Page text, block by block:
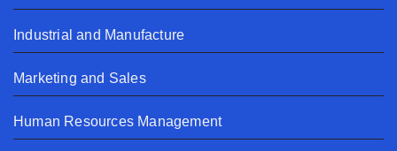
Industrial and Manufacture
Marketing and Sales
Human Resources Management